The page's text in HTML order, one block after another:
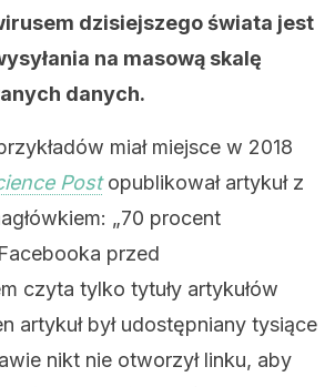
dzisiejszego świata jest
na masową skalę
danych.
miał miejsce w 2018
Postopublikował artykuł z
„70 procent
przed
czyta tylko tytuły artykułów
artykuł był udostępniany tysiące
nikt nie otworzył linku, aby